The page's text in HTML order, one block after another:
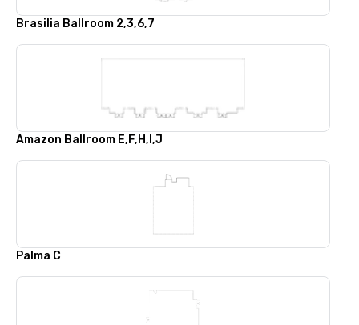
Brasilia Ballroom 2,3,6,7
Amazon Ballroom E,F,H,I,J
Palma C